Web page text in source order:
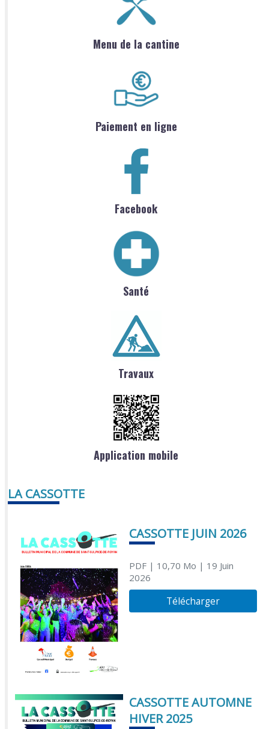
Menu de la cantine
Paiement en ligne
Facebook
Santé
Travaux
Application mobile
LA CASSOTTE
CASSOTTE JUIN 2026
PDF| 10,70 Mo | 19 Juin
2026
Télécharger
CASSOTTE AUTOMNE
HIVER 2025